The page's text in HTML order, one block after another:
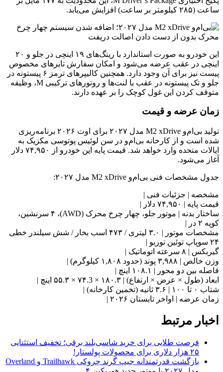
ساعت (۲۸۵ کیلومتر بر ساعت) افزایش می‌یابد.
این خودرو به صورت استاندارد با رینگ‌های ۱۹ اینچی در جلو و ۲۰
اینچی در عقب عرضه می‌شود و امکان سفارش تایرهای مخصوص
پیست نیز برای آن وجود دارد. همچنین کالیپرهای ترمز ۶ پیستونه در
جلو و تک پیستونه در عقب با لنت‌ها و روتورهای ترکیبی M، وظیفه
متوقف کردن این غول کوچک را بر عهده دارند.
زمان عرضه و قیمت
تولید بی‌ام‌و M2 xDrive مدل ۲۰۲۷ برای اوت ۲۰۲۶ برنامه‌ریزی
شده است و از کارخانه بی‌ام‌و در سن لوئیس پوتوسی مکزیک به
ایالات متحده وارد خواهد شد. قیمت پایه این خودرو از ۷۴,۹۵۰ دلار
آغاز می‌شود.
جدول مشخصات فنی بی‌ام‌و M2 xDrive مدل ۲۰۲۷:
مشخصه | جزئیات فنی |
قیمت پایه | ۷۴,۹۵۰ دلار |
ساختار بدنه | موتور جلو، چهار چرخ محرک (AWD)، ۴ سرنشین،
کوپه ۲ در |
مشخصات موتور | ۳.۰ لیتری / ۴۷۳ اسب بخار / شش سیلندر خطی
۲۴ سوپاپ توئین توربو |
گیربکس | ۸ سرعته اتوماتیک |
وزن خالص | ۳,۹۸۸ پوند (حدود ۱,۸۰۸ کیلوگرم) |
فاصله بین دو محور | ۱۰۸.۱ اینچ |
ابعاد (طول × عرض × ارتفاع) | ۱۸۰.۳ × ۷۴.3 × ۵۵.۳ اینچ |
شتاب ۰ تا ۱۰۰ | ۳.۶ ثانیه (تخمین کارخانه) |
زمان عرضه | اواخر تابستان ۲۰۲۶ |
اخبار مرتبط
فرصت طلایی برای خرید شاسی‌بلند برقی؛ تخفیف استثنایی
۲۵ هزار دلاری برای محصولات پولستار!
بازگشت قدرتمندانه جیپ گرند چروکی Trailhawk و Overland